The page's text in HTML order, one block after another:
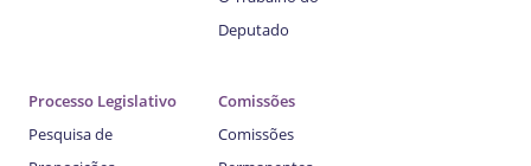
Deputado
Processo Legislativo
Pesquisa de
Comissões
Comissões